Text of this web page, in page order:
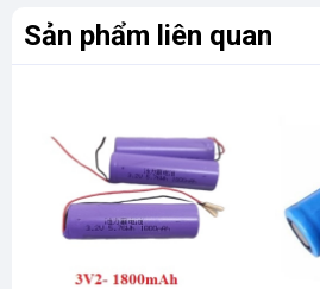
Sản phẩm liên quan